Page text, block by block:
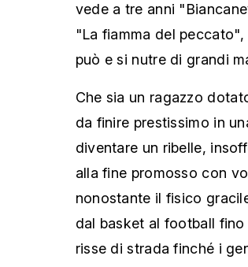
vede a tre anni
"La fiamma del
può e si nutre di grandi
Che sia un ragazzo
da finire prestissimo in
diventare un ribelle,
alla fine promosso con
nonostante il fisico
dal basket al football
risse di strada finché i